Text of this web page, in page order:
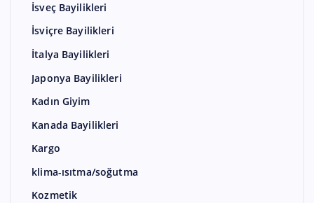
İsveç Bayilikleri
İsviçre Bayilikleri
İtalya Bayilikleri
Japonya Bayilikleri
Kadın Giyim
Kanada Bayilikleri
Kargo
klima-ısıtma/soğutma
Kozmetik